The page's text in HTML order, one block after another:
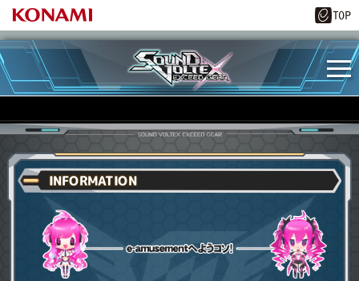
INFORMATION